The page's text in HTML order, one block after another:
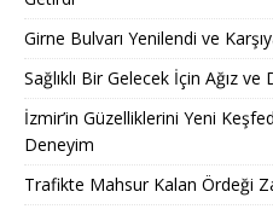
Girne Bulvarı Yenilendi ve
Sağlıklı Bir Gelecek İçin Ağız ve
İzmir’in Güzelliklerini Yeni
Deneyim
Trafikte Mahsur Kalan Ördeği